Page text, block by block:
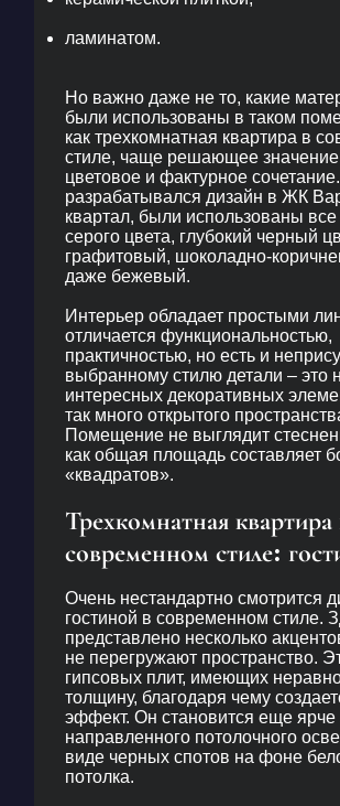
тенденций и применением
материалов для отделки и
каждом сантиметре жилой
решение полностью отражает не
жизни владельцев квартиры, но
проживания. ЖК Варшавский
развитую инфраструктуру и
обладает целостной архитектурной
Дизайн трехкомнатной квартиры ЖК
площадью 102 «квадрата», не
общего с шаблонами. Гостиная
объединена с кухней. Две
ванная комната полностью повторяют
всего помещения. Они
тонах, имеют четкие
функциональным зонам и
члену семьи чувствовать личную
Даже современный
интерьер в
представлен довольно
взгляд материалами:
ламинатом.
Но важно даже не то, какие
были использованы в таком
как трехкомнатная квартира в
стиле, чаще решающее значение
цветовое и фактурное
разрабатывался дизайн в ЖК
квартал, были использованы все
серого цвета, глубокий черный
графитовый, шоколадно-
даже бежевый.
Интерьер обладает простыми
отличается функциональностью,
практичностью, но есть и
выбранному стилю детали – это
интересных декоративных
так много открытого
Помещение не выглядит
как общая площадь составляет
«квадратов».
Трехкомнатная квартира
современном стиле:
Очень нестандартно смотрится
гостиной в современном стиле.
представлено несколько
не перегружают пространство.
гипсовых плит, имеющих
толщину, благодаря чему
эффект. Он становится еще ярче
направленного потолочного
виде черных спотов на фоне
потолка.